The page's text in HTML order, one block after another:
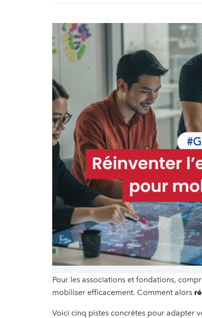
Pour les associations et fondations,
mobiliser efficacement. Comment alors
Voici cinq pistes concrètes pour adapter